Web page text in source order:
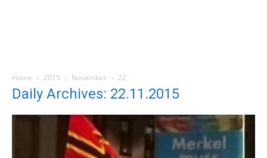
Home 2015 November 22
Daily Archives: 22.11.2015